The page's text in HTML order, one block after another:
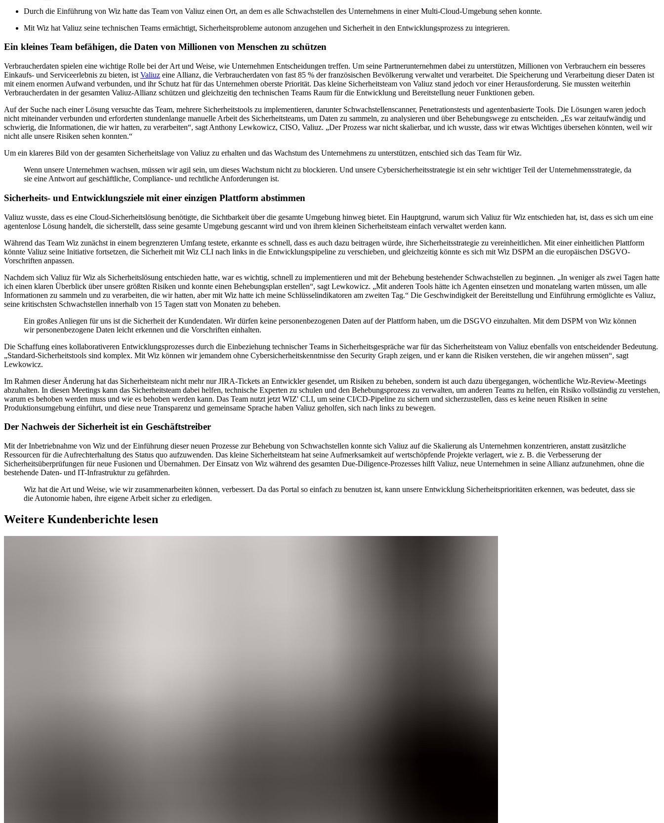
Durch die Einführung von Wiz hatte das Team von Valiuz einen Ort, an dem es alle Schwachstellen des Unternehmens in einer Multi-Cloud-Umgebung sehen konnte.
Mit Wiz hat Valiuz seine technischen Teams ermächtigt, Sicherheitsprobleme autonom anzugehen und Sicherheit in den Entwicklungsprozess zu integrieren.
Ein kleines Team befähigen, die Daten von Millionen von Menschen zu schützen
Verbraucherdaten spielen eine wichtige Rolle bei der Art und Weise, wie Unternehmen Entscheidungen treffen. Um seine Partnerunternehmen dabei zu unterstützen, Millionen von Verbrauchern ein besseres
Einkaufs- und Serviceerlebnis zu bieten, ist Valiuz eine Allianz, die Verbraucherdaten von fast 85 % der französischen Bevölkerung verwaltet und verarbeitet. Die Speicherung und Verarbeitung dieser Daten ist
mit einem enormen Aufwand verbunden, und ihr Schutz hat für das Unternehmen oberste Priorität. Das kleine Sicherheitsteam von Valiuz stand jedoch vor einer Herausforderung. Sie mussten weiterhin
Verbraucherdaten in der gesamten Valiuz-Allianz schützen und gleichzeitig den technischen Teams Raum für die Entwicklung und Bereitstellung neuer Funktionen geben.
Auf der Suche nach einer Lösung versuchte das Team, mehrere Sicherheitstools zu implementieren, darunter Schwachstellenscanner, Penetrationstests und agentenbasierte Tools. Die Lösungen waren jedoch
nicht miteinander verbunden und erforderten stundenlange manuelle Arbeit des Sicherheitsteams, um Daten zu sammeln, zu analysieren und über Behebungswege zu entscheiden. „Es war zeitaufwändig und
schwierig, die Informationen, die wir hatten, zu verarbeiten“, sagt Anthony Lewkowicz, CISO, Valiuz. „Der Prozess war nicht skalierbar, und ich wusste, dass wir etwas Wichtiges übersehen könnten, weil wir
nicht alle unsere Risiken sehen konnten.“
Um ein klareres Bild von der gesamten Sicherheitslage von Valiuz zu erhalten und das Wachstum des Unternehmens zu unterstützen, entschied sich das Team für Wiz.
Wenn unsere Unternehmen wachsen, müssen wir agil sein, um dieses Wachstum nicht zu blockieren. Und unsere Cybersicherheitsstrategie ist ein sehr wichtiger Teil der Unternehmensstrategie, da
sie eine Antwort auf geschäftliche, Compliance- und rechtliche Anforderungen ist.
Sicherheits- und Entwicklungsziele mit einer einzigen Plattform abstimmen
Valiuz wusste, dass es eine Cloud-Sicherheitslösung benötigte, die Sichtbarkeit über die gesamte Umgebung hinweg bietet. Ein Hauptgrund, warum sich Valiuz für Wiz entschieden hat, ist, dass es sich um eine
agentenlose Lösung handelt, die sicherstellt, dass seine gesamte Umgebung gescannt wird und von ihrem kleinen Sicherheitsteam einfach verwaltet werden kann.
Während das Team Wiz zunächst in einem begrenzteren Umfang testete, erkannte es schnell, dass es auch dazu beitragen würde, ihre Sicherheitsstrategie zu vereinheitlichen. Mit einer einheitlichen Plattform
könnte Valiuz seine Initiative fortsetzen, die Sicherheit mit Wiz CLI nach links in die Entwicklungspipeline zu verschieben, und gleichzeitig könnte es sich mit Wiz DSPM an die europäischen DSGVO-
Vorschriften anpassen.
Nachdem sich Valiuz für Wiz als Sicherheitslösung entschieden hatte, war es wichtig, schnell zu implementieren und mit der Behebung bestehender Schwachstellen zu beginnen. „In weniger als zwei Tagen hatte
ich einen klaren Überblick über unsere größten Risiken und konnte einen Behebungsplan erstellen“, sagt Lewkowicz. „Mit anderen Tools hätte ich Agenten einsetzen und monatelang warten müssen, um alle
Informationen zu sammeln und zu verarbeiten, die wir hatten, aber mit Wiz hatte ich meine Schlüsselindikatoren am zweiten Tag.“ Die Geschwindigkeit der Bereitstellung und Einführung ermöglichte es Valiuz,
seine kritischsten Schwachstellen innerhalb von 15 Tagen statt von Monaten zu beheben.
Ein großes Anliegen für uns ist die Sicherheit der Kundendaten. Wir dürfen keine personenbezogenen Daten auf der Plattform haben, um die DSGVO einzuhalten. Mit dem DSPM von Wiz können
wir personenbezogene Daten leicht erkennen und die Vorschriften einhalten.
Die Schaffung eines kollaborativeren Entwicklungsprozesses durch die Einbeziehung technischer Teams in Sicherheitsgespräche war für das Sicherheitsteam von Valiuz ebenfalls von entscheidender Bedeutung.
„Standard-Sicherheitstools sind komplex. Mit Wiz können wir jemandem ohne Cybersicherheitskenntnisse den Security Graph zeigen, und er kann die Risiken verstehen, die wir angehen müssen“, sagt
Lewkowicz.
Im Rahmen dieser Änderung hat das Sicherheitsteam nicht mehr nur JIRA-Tickets an Entwickler gesendet, um Risiken zu beheben, sondern ist auch dazu übergegangen, wöchentliche Wiz-Review-Meetings
abzuhalten. In diesen Meetings kann das Sicherheitsteam dabei helfen, technische Experten zu schulen und den Behebungsprozess zu verwalten, um anderen Teams zu helfen, ein Risiko vollständig zu verstehen,
warum es behoben werden muss und wie es behoben werden kann. Das Team nutzt jetzt WIZ' CLI, um seine CI/CD-Pipeline zu sichern und sicherzustellen, dass es keine neuen Risiken in seine
Produktionsumgebung einführt, und diese neue Transparenz und gemeinsame Sprache haben Valiuz geholfen, sich nach links zu bewegen.
Der Nachweis der Sicherheit ist ein Geschäftstreiber
Mit der Inbetriebnahme von Wiz und der Einführung dieser neuen Prozesse zur Behebung von Schwachstellen konnte sich Valiuz auf die Skalierung als Unternehmen konzentrieren, anstatt zusätzliche
Ressourcen für die Aufrechterhaltung des Status quo aufzuwenden. Das kleine Sicherheitsteam hat seine Aufmerksamkeit auf wertschöpfende Projekte verlagert, wie z. B. die Verbesserung der
Sicherheitsüberprüfungen für neue Fusionen und Übernahmen. Der Einsatz von Wiz während des gesamten Due-Diligence-Prozesses hilft Valiuz, neue Unternehmen in seine Allianz aufzunehmen, ohne die
bestehende Daten- und IT-Infrastruktur zu gefährden.
Wiz hat die Art und Weise, wie wir zusammenarbeiten können, verbessert. Da das Portal so einfach zu benutzen ist, kann unsere Entwicklung Sicherheitsprioritäten erkennen, was bedeutet, dass sie
die Autonomie haben, ihre eigene Arbeit sicher zu erledigen.
Weitere Kundenberichte lesen